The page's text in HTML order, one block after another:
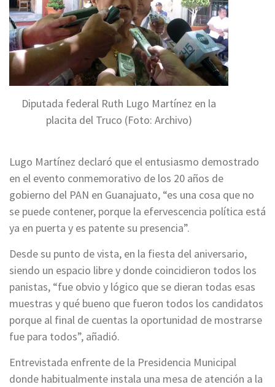
Diputada federal Ruth Lugo Martínez en la
placita del Truco (Foto: Archivo)
Lugo Martínez declaró que el entusiasmo demostrado
en el evento conmemorativo de los 20 años de
gobierno del PAN en Guanajuato, “es una cosa que no
se puede contener, porque la efervescencia política está
ya en puerta y es patente su presencia”.
Desde su punto de vista, en la fiesta del aniversario,
siendo un espacio libre y donde coincidieron todos los
panistas, “fue obvio y lógico que se dieran todas esas
muestras y qué bueno que fueron todos los candidatos
porque al final de cuentas la oportunidad de mostrarse
fue para todos”, añadió.
Entrevistada enfrente de la Presidencia Municipal
donde habitualmente instala una mesa de atención a la